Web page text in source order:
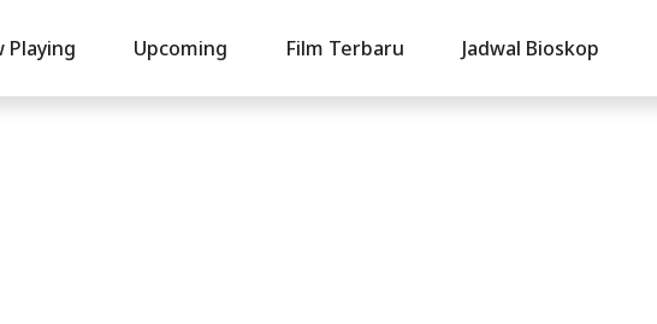
Playing Upcoming Film Terbaru Jadwal Bioskop